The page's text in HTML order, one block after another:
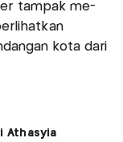
tampak me-
kota dari
Athasyia